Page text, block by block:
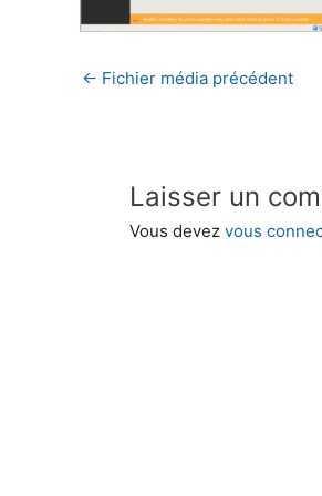
← Fichier média précédent
Laisser un
Vous devez vous